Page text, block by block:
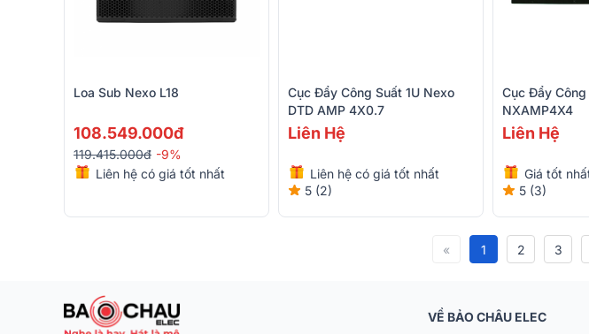
Loa Sub Nexo L18
108.549.000đ
119.415.000đ -9%
Liên hệ có giá tốt nhất
Cục Đẩy Công Suất 1U Nexo
DTD AMP 4X0.7
Liên Hệ
Liên hệ có giá tốt nhất
5 (2)
Cục Đẩy
NXAMP4X4
Liên Hệ
Giá tốt
5 (3)
« 1 2 3
VỀ BẢO CHÂU ELEC